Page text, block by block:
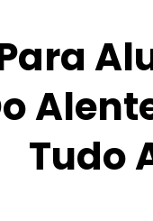
Tudo